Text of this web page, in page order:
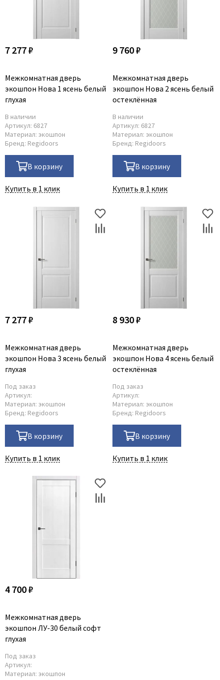
7 277 ₽
Межкомнатная дверь
экошпон Нова 1 ясень белый
глухая
В наличии
Артикул: 6827
Материал: экошпон
Бренд: Regidoors
В корзину
Купить в 1 клик
9 760 ₽
Межкомнатная дверь
экошпон Нова 2 ясень белый
остеклённая
В наличии
Артикул: 6827
Материал: экошпон
Бренд: Regidoors
В корзину
Купить в 1 клик
7 277 ₽
Межкомнатная дверь
экошпон Нова 3 ясень белый
глухая
Под заказ
Артикул:
Материал: экошпон
Бренд: Regidoors
В корзину
Купить в 1 клик
8 930 ₽
Межкомнатная дверь
экошпон Нова 4 ясень белый
остеклённая
Под заказ
Артикул:
Материал: экошпон
Бренд: Regidoors
В корзину
Купить в 1 клик
4 700 ₽
Межкомнатная дверь
экошпон ЛУ-30 белый софт
глухая
Под заказ
Артикул:
Материал: экошпон